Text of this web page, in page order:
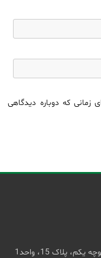
زمانی که دوباره دیدگاهی
پلاک 15، واحد1